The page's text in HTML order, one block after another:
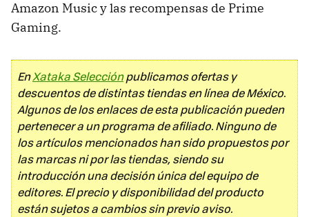
Amazon Music y las recompensas de Prime
Gaming.
EnXataka Selecciónpublicamos ofertas y
descuentos de distintas tiendas en línea de México.
Algunos de los enlaces de esta publicación pueden
pertenecer a un programa de afiliado. Ninguno de
los artículos mencionados han sido propuestos por
las marcas ni por las tiendas, siendo su
introducción una decisión única del equipo de
editores. El precio y disponibilidad del producto
están sujetos a cambios sin previo aviso.